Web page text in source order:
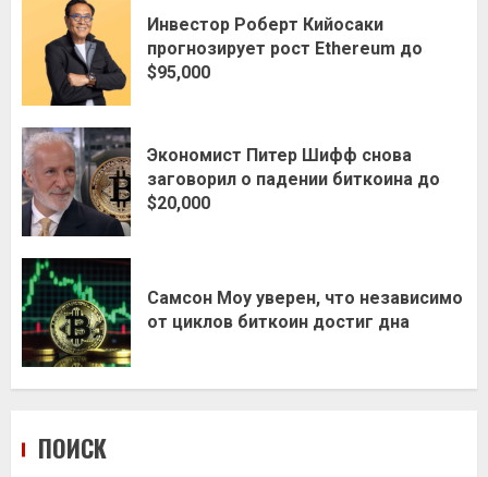
Инвестор Роберт Кийосаки
прогнозирует рост Ethereum до
$95,000
Экономист Питер Шифф снова
заговорил о падении биткоина до
$20,000
Самсон Моу уверен, что независимо
от циклов биткоин достиг дна
ПОИСК